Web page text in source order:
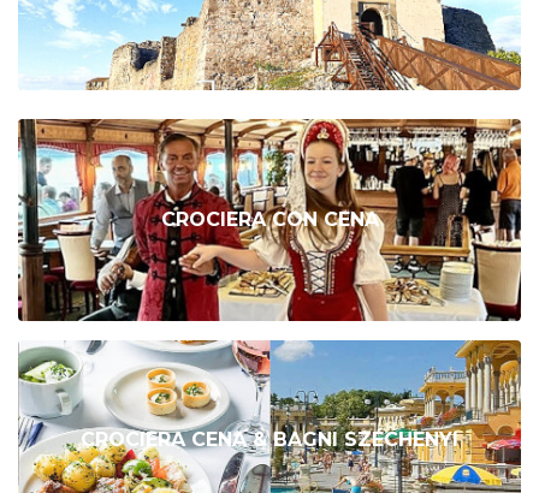
CROCIERA CON CENA
CROCIERA CENA & BAGNI SZÉCHENYI